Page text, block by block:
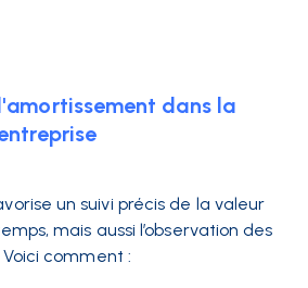
dans la
un suivi précis de la valeur
mais aussi l’observation des
comment :